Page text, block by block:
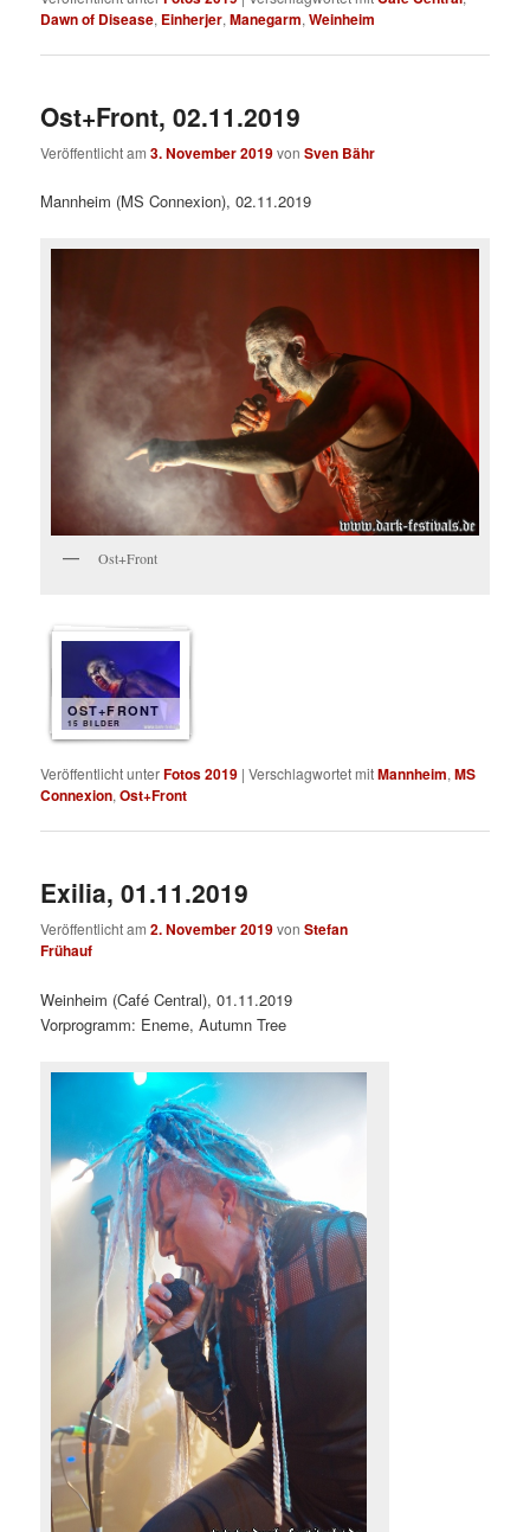
Dawn of Disease, Einherjer,Manegarm,Weinheim
Ost+Front, 02.11.2019
Veröffentlicht am3. November 2019vonSven Bähr
Mannheim (MS Connexion), 02.11.2019
Ost+Front
OST+FRONT
15 BILDER
Veröffentlicht unterFotos 2019 |Verschlagwortet mitMannheim,MS
Connexion,Ost+Front
Exilia, 01.11.2019
Veröffentlicht am2. November 2019vonStefan
Frühauf
Weinheim (Café Central), 01.11.2019
Vorprogramm: Eneme, Autumn Tree